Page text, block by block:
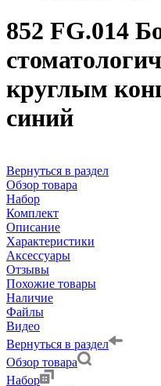
852 FG.014
круглым
синий
Вернуться в раздел
Обзор товара
Набор
Комплект
Описание
Характеристики
Аксессуары
Отзывы
Похожие товары
Наличие
Файлы
Видео
Вернуться в раздел
Обзор товара
Набор